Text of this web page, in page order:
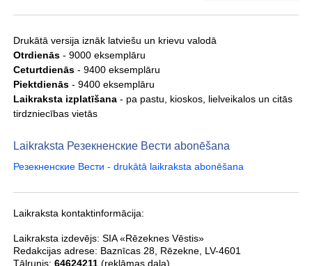
Drukātā versija iznāk latviešu un krievu valodā
Otrdienās - 9000 eksemplāru
Ceturtdienās - 9400 eksemplāru
Piektdienās - 9400 eksemplāru
Laikraksta izplatīšana- pa pastu, kioskos, lielveikalos un citās
tirdzniecības vietās
Laikraksta Резекненские Вести abonēšana
Резекненские Вести - drukātā laikraksta abonēšana
Laikraksta kontaktinformācija:
Laikraksta izdevējs: SIA «Rēzeknes Vēstis»
Redakcijas adrese: Baznīcas 28, Rēzekne, LV-4601
Tālrunis: 64624211(reklāmas daļa)